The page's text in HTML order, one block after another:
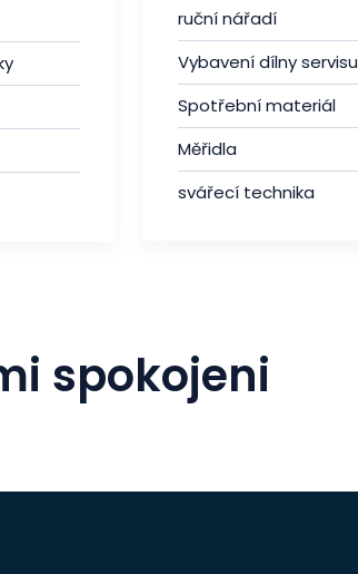
ruční nářadí
Vybavení dílny servisu
Spotřební materiál
Měřidla
svářecí technika
spokojeni